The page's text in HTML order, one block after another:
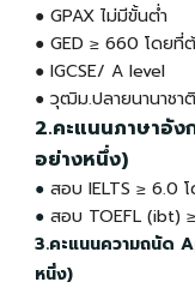
● GPAX ไม่มีขั้นต่ำ
● GED ≥ 660 โดยที่
● IGCSE/ A level
● วุฒิม.ปลายนานาชา
2.คะแนนภาษาอั
อย่างหนึ่ง)
●สอบ IELTS ≥ 6.0
● สอบ TOEFL (ibt)
3.คะแนนความถนัด
หนึ่ง)